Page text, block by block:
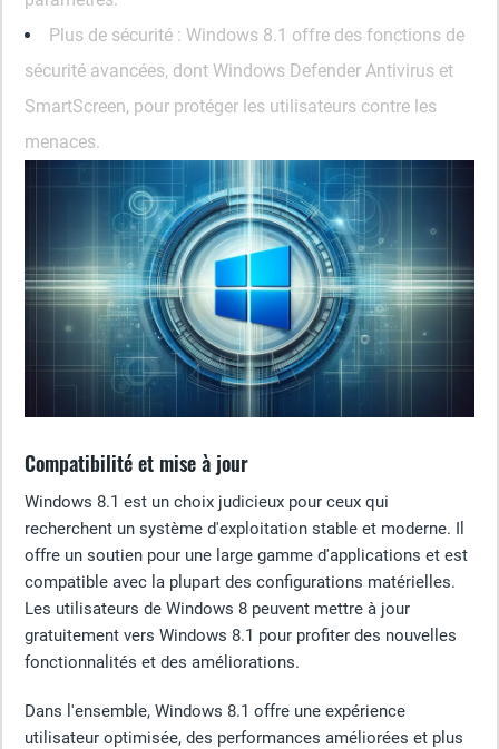
Plus de sécurité : Windows 8.1 offre des fonctions de
sécurité avancées, dont Windows Defender Antivirus et
SmartScreen, pour protéger les utilisateurs contre les
menaces.
Compatibilité et mise à jour
Windows 8.1 est un choix judicieux pour ceux qui
recherchent un système d'exploitation stable et moderne. Il
offre un soutien pour une large gamme d'applications et est
compatible avec la plupart des configurations matérielles.
Les utilisateurs de Windows 8 peuvent mettre à jour
gratuitement vers Windows 8.1 pour profiter des nouvelles
fonctionnalités et des améliorations.
Dans l'ensemble, Windows 8.1 offre une expérience
utilisateur optimisée, des performances améliorées et plus